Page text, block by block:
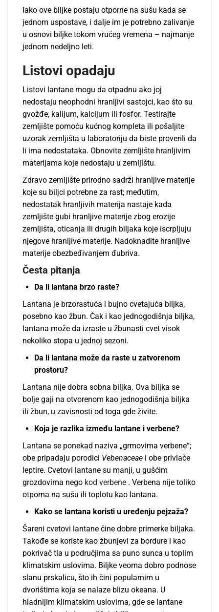
Iako ove biljke postaju otporne na sušu kada se
jednom uspostave, i dalje im je potrebno zalivanje
u osnovi biljke tokom vrućeg vremena – najmanje
jednom nedeljno leti.
Listovi opadaju
Listovi lantane mogu da otpadnu ako joj
nedostaju neophodni hranljivi sastojci, kao što su
gvožđe, kalijum, kalcijum ili fosfor. Testirajte
zemljište pomoću kućnog kompleta ili pošaljite
uzorak zemljišta u laboratoriju da biste proverili da
li ima nedostataka. Obnovite zemljište hranljivim
materijama koje nedostaju u zemljištu.
Zdravo zemljište prirodno sadrži hranljive materije
koje su biljci potrebne za rast; međutim,
nedostatak hranljivih materija nastaje kada
zemljište gubi hranljive materije zbog erozije
zemljišta, oticanja ili drugih biljaka koje iscrpljuju
njegove hranljive materije. Nadoknadite hranljive
materije obezbeđivanjem đubriva.
Česta pitanja
Da li lantana brzo raste?
Lantana je brzorastuća i bujno cvetajuća biljka,
posebno kao žbun. Čak i kao jednogodišnja biljka,
lantana može da izraste u žbunasti cvet visok
nekoliko stopa u jednoj sezoni.
Da li lantana može da raste u zatvorenom
prostoru?
Lantana nije dobra sobna biljka. Ova biljka se
bolje gaji na otvorenom kao jednogodišnja biljka
ili žbun, u zavisnosti od toga gde živite.
Koja je razlika između lantane i verbene?
Lantana se ponekad naziva „grmovima verbene“;
obe pripadaju porodici Vebenaceae i obe privlače
leptire. Cvetovi lantane su manji, u gušćim
grozdovima nego kod verbene . Verbena nije toliko
otporna na sušu ili toplotu kao lantana.
Kako se lantana koristi u uređenju pejzaža?
Šareni cvetovi lantane čine dobre primerke biljaka.
Takođe se koriste kao žbunjevi za bordure i kao
pokrivač tla u područjima sa puno sunca u toplim
klimatskim uslovima. Biljke veoma dobro podnose
slanu prskalicu, što ih čini popularnim u
dvorištima koja se nalaze blizu okeana. U
hladnijim klimatskim uslovima, gde se lantane